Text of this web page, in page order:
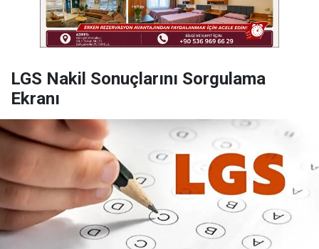
LGS Nakil Sonuçlarını Sorgulama
Ekranı